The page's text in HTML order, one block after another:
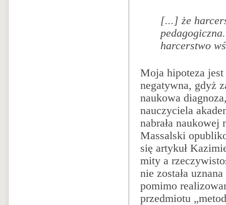
[...] że
harcerstwo
Moja hipoteza
negatywna, gdyż
naukowa
nauczyciela
nabrała
Massalski
się artykuł
mity a
nie została
pomimo
przedmiotu